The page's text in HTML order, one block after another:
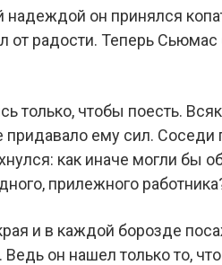
надеждой он принялся
от радости. Теперь
только, чтобы поесть.
придавало ему сил. Соседи
как иначе могли бы
прилежного
и в каждой борозде
Ведь он нашел только то,